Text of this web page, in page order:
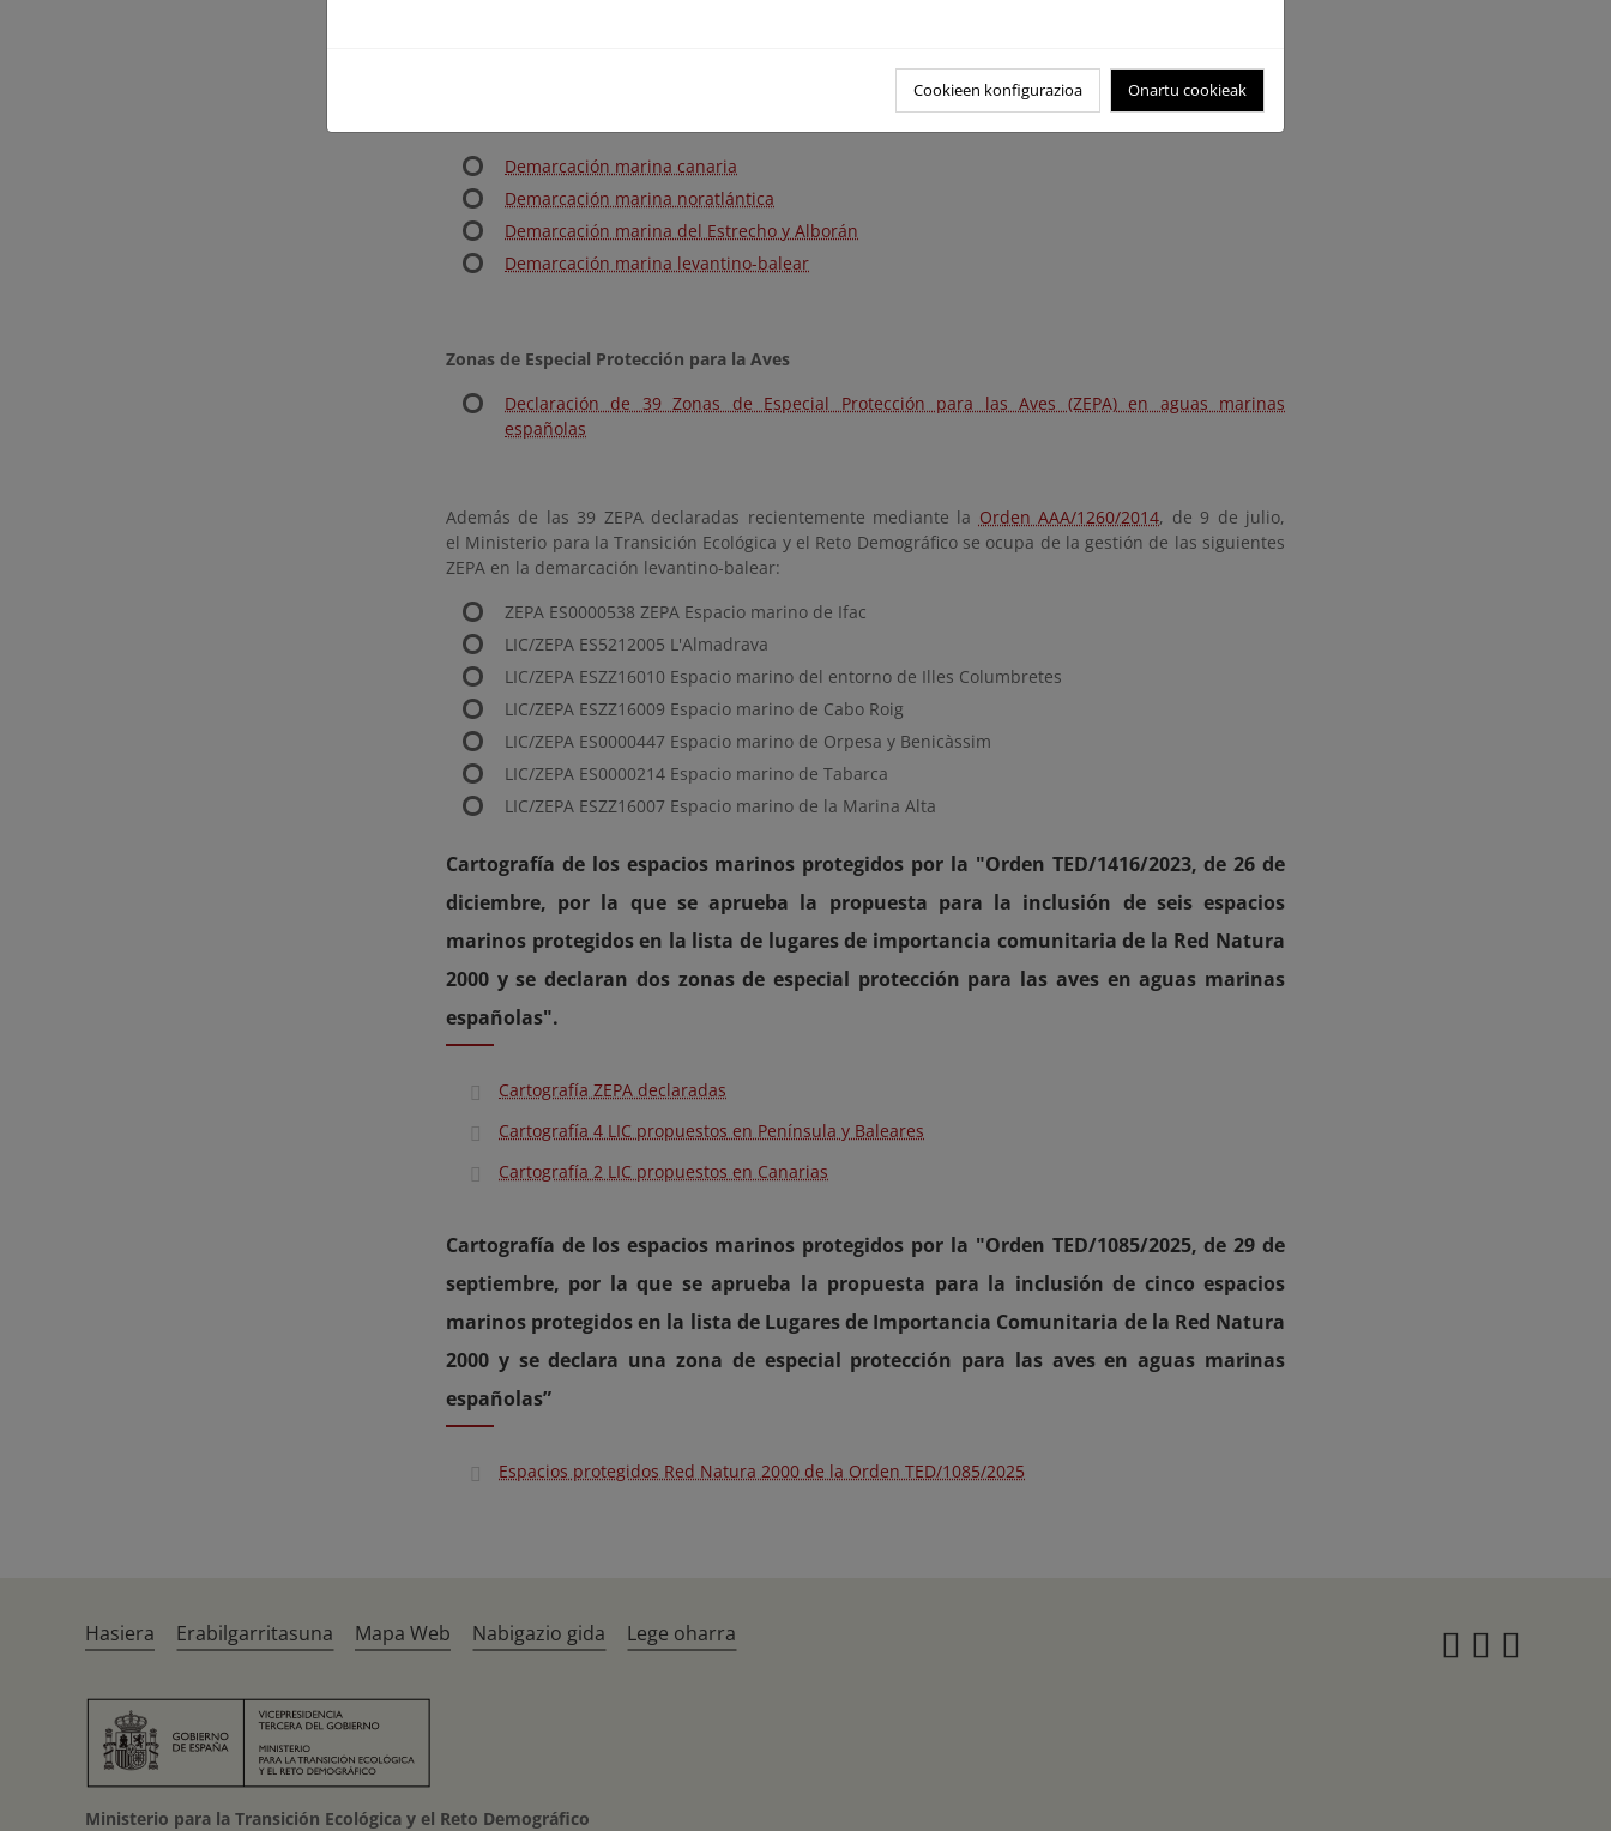
Demarcación marina canaria
Demarcación marina noratlántica
Demarcación marina del Estrecho y Alborán
Demarcación marina levantino-balear
Zonas de Especial Protección para la Aves
Declaración de 39 Zonas de Especial Protección para las Aves (ZEPA) en aguas marinas
españolas
Además de las 39 ZEPA declaradas recientemente mediante la Orden AAA/1260/2014, de 9 de julio,
el Ministerio para la Transición Ecológica y el Reto Demográfico se ocupa de la gestión de las siguientes
ZEPA en la demarcación levantino-balear:
ZEPA ES0000538 ZEPA Espacio marino de Ifac
LIC/ZEPA ES5212005 L'Almadrava
LIC/ZEPA ESZZ16010 Espacio marino del entorno de Illes Columbretes
LIC/ZEPA ESZZ16009 Espacio marino de Cabo Roig
LIC/ZEPA ES0000447 Espacio marino de Orpesa y Benicàssim
LIC/ZEPA ES0000214 Espacio marino de Tabarca
LIC/ZEPA ESZZ16007 Espacio marino de la Marina Alta
Cartografía de los espacios marinos protegidos por la "Orden TED/1416/2023, de 26 de
diciembre, por la que se aprueba la propuesta para la inclusión de seis espacios
marinos protegidos en la lista de lugares de importancia comunitaria de la Red Natura
2000 y se declaran dos zonas de especial protección para las aves en aguas marinas
españolas".
Cartografía ZEPA declaradas
Cartografía 4 LIC propuestos en Península y Baleares
Cartografía 2 LIC propuestos en Canarias
Cartografía de los espacios marinos protegidos por la "Orden TED/1085/2025, de 29 de
septiembre, por la que se aprueba la propuesta para la inclusión de cinco espacios
marinos protegidos en la lista de Lugares de Importancia Comunitaria de la Red Natura
2000 y se declara una zona de especial protección para las aves en aguas marinas
españolas”
Espacios protegidos Red Natura 2000 de la Orden TED/1085/2025
Cookieen konfigurazioa Onartu cookieak
Hasiera Erabilgarritasuna Mapa Web Nabigazio gida Lege oharra Twitter
Ministerio para la Transición Ecológica y el Reto Demográfico